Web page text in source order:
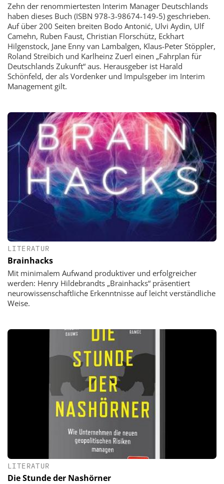
Zehn der renommiertesten Interim Manager Deutschlands
haben dieses Buch (ISBN 978-3-98674-149-5) geschrieben.
Auf über 200 Seiten breiten Bodo Antonić, Ulvi Aydin, Ulf
Camehn, Ruben Faust, Christian Florschütz, Eckhart
Hilgenstock, Jane Enny van Lambalgen, Klaus-Peter Stöppler,
Roland Streibich und Karlheinz Zuerl einen „Fahrplan für
Deutschlands Zukunft“ aus. Herausgeber ist Harald
Schönfeld, der als Vordenker und Impulsgeber im Interim
Management gilt.
LITERATUR
Brainhacks
Mit minimalem Aufwand produktiver und erfolgreicher
werden: Henry Hildebrandts „Brainhacks“ präsentiert
neurowissenschaftliche Erkenntnisse auf leicht verständliche
Weise.
LITERATUR
Die Stunde der Nashörner